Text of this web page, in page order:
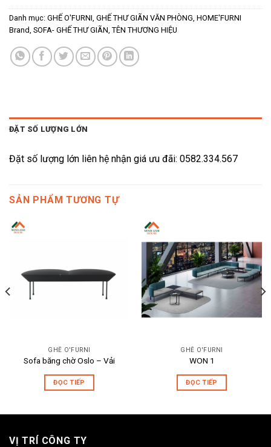
Danh mục: GHẾ O'FURNI GHẾ THƯ GIÃN VĂN PHÒNG HOME'FURNI
Brand SOFA- GHẾ THƯ GIÃN TÊN THƯƠNG HIỆU
ĐẶT SỐ LƯỢNG LỚN
Đặt số lượng lớn liên hệ nhận giá ưu đãi: 0582.334.567
SẢN PHẨM TƯƠNG TỰ
GHẾ O'FURNI
Sofa băng chờ Oslo – Vải
ĐỌC TIẾP
GHẾ O'FURNI
WON 1
ĐỌC TIẾP
VỊ TRÍ CÔNG TY